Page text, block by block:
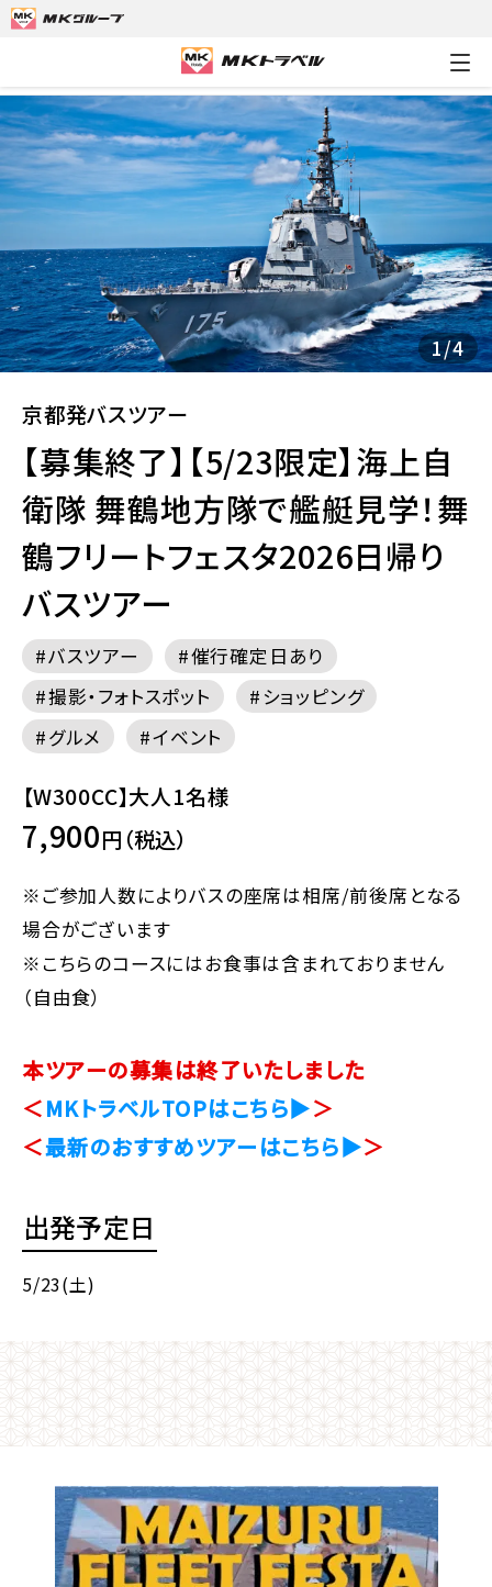
京都発バスツアー 【募集終了】【5/23限定】
1/4
京都発バスツアー
【募集終了】【5/23限定】海上自
衛隊 舞鶴地方隊で艦艇見学！舞
鶴フリートフェスタ2026日帰り
バスツアー
バスツアー
催行確定日あり
撮影・フォトスポット
ショッピング
グルメ
イベント
【W300CC】大人1名様
7,900円（税込）
※ご参加人数によりバスの座席は相席/前後席となる
場合がございます
※こちらのコースにはお食事は含まれておりません
（自由食）
本ツアーの募集は終了いたしました
＜MKトラベルTOPはこちら▶＞
＜最新のおすすめツアーはこちら▶＞
出発予定日
5/23(土)